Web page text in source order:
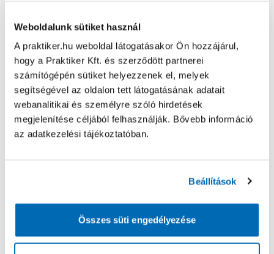
Weboldalunk sütiket használ
A praktiker.hu weboldal látogatásakor Ön hozzájárul,
hogy a Praktiker Kft. és szerződött partnerei
számítógépén sütiket helyezzenek el, melyek
segítségével az oldalon tett látogatásának adatait
webanalitikai és személyre szóló hirdetések
megjelenítése céljából felhasználják. Bővebb információ
az adatkezelési tájékoztatóban.
Beállítások
Összes süti engedélyezése
Oldal újratöltése